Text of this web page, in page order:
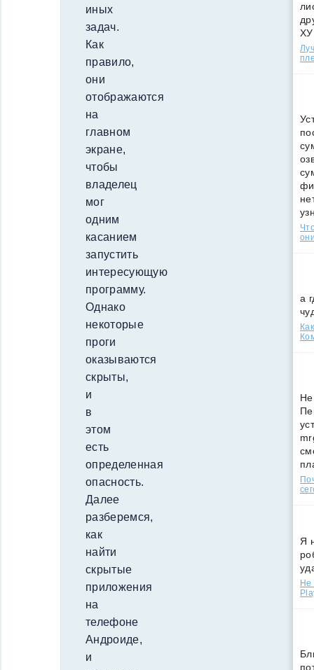
иных
задач.
Как
правило,
они
отображаются
на
главном
экране,
чтобы
владелец
мог
одним
касанием
запустить
интересующую
программу.
Однако
некоторые
проги
оказываются
скрыты,
и
в
этом
есть
определенная
опасность.
Далее
разберемся,
как
найти
скрытые
приложения
на
телефоне
Андроиде,
и
а
Не
Я
Не